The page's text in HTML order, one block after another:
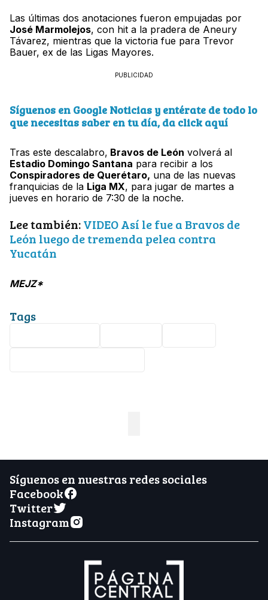
Las últimas dos anotaciones fueron empujadas por
José Marmolejos, con hit a la pradera de Aneury
Távarez, mientras que la victoria fue para Trevor
Bauer, ex de las Ligas Mayores.
PUBLICIDAD
Síguenos en Google Noticias y entérate de todo lo
que necesitas saber en tu día, da click aquí
Tras este descalabro, Bravos de León volverá al
Estadio Domingo Santana para recibir a los
Conspiradores de Querétaro, una de las nuevas
franquicias de la Liga MX, para jugar de martes a
jueves en horario de 7:30 de la noche.
Lee también:VIDEO Así le fue a Bravos de
León luego de tremenda pelea contra
Yucatán
MEJZ*
Tags
Síguenos en nuestras redes sociales
Facebook
Twitter
Instagram